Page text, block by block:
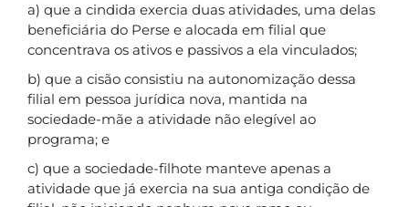
a) que a cindida exercia duas atividades, uma delas
beneficiária do Perse e alocada em filial que
concentrava os ativos e passivos a ela vinculados;
b) que a cisão consistiu na autonomização dessa
filial em pessoa jurídica nova, mantida na
sociedade-mãe a atividade não elegível ao
programa; e
c) que a sociedade-filhote manteve apenas a
atividade que já exercia na sua antiga condição de